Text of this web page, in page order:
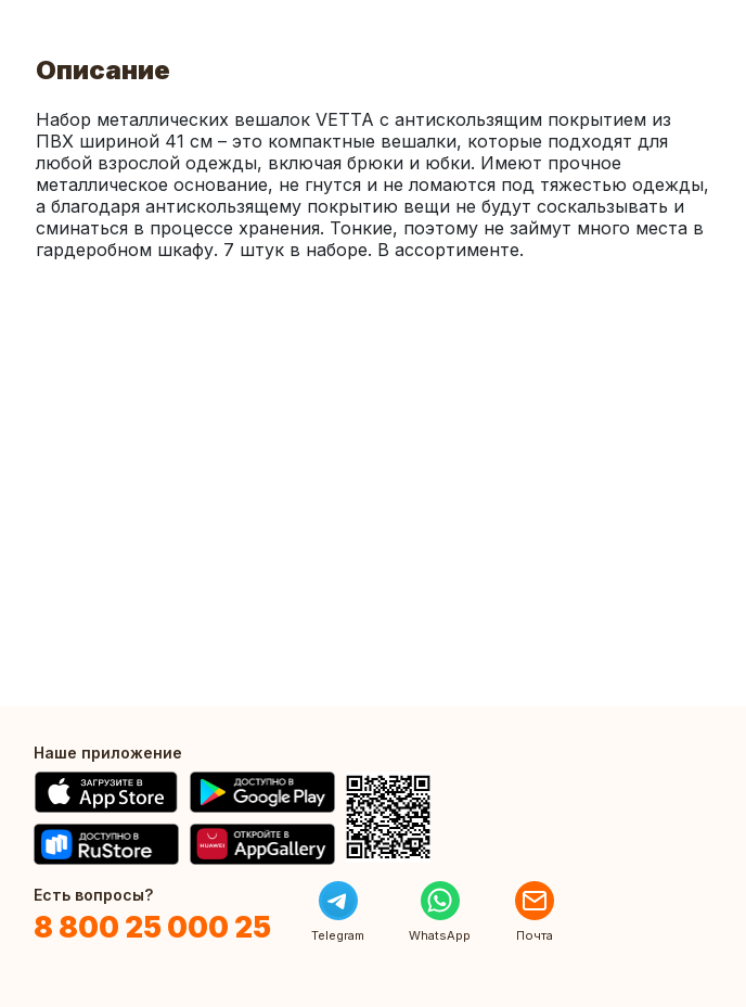
Описание
Набор металлических вешалок VETTA с антискользящим покрытием из
ПВХ шириной 41 см – это компактные вешалки, которые подходят для
любой взрослой одежды, включая брюки и юбки. Имеют прочное
металлическое основание, не гнутся и не ломаются под тяжестью одежды,
а благодаря антискользящему покрытию вещи не будут соскальзывать и
сминаться в процессе хранения. Тонкие, поэтому не займут много места в
гардеробном шкафу. 7 штук в наборе. В ассортименте.
Наше приложение
Есть вопросы?
8 800 25 000 25 Telegram WhatsApp Почта